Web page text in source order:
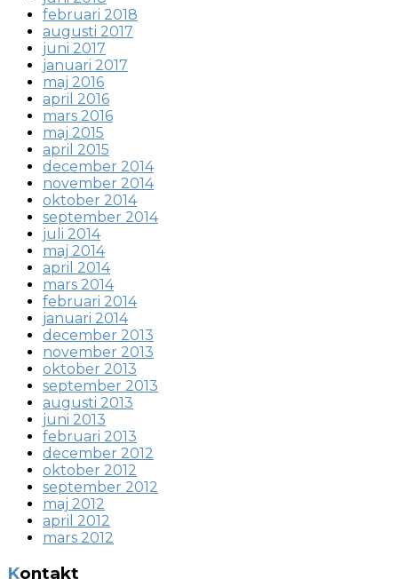
februari 2018
augusti 2017
juni 2017
januari 2017
maj 2016
april 2016
mars 2016
maj 2015
april 2015
december 2014
november 2014
oktober 2014
september 2014
juli 2014
maj 2014
april 2014
mars 2014
februari 2014
januari 2014
december 2013
november 2013
oktober 2013
september 2013
augusti 2013
juni 2013
februari 2013
december 2012
oktober 2012
september 2012
maj 2012
april 2012
mars 2012
Kontakt